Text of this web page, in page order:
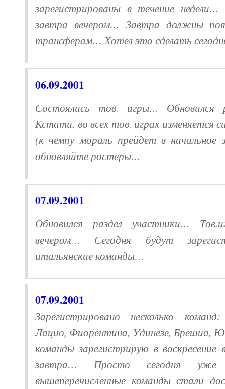
зарегистрированы в течение
завтра вечером… Завтра должны
трансферам… Хотел это сделать
06.09.2001
Состоялись тов. игры… Обновился
Кстати, во всех тов. играх изменяется
(к чемпу мораль прейдет в
обновляйте ростеры…
07.09.2001
Обновился раздел участники…
вечером… Сегодня будут
итальянские команды…
07.09.2001
Зарегистрировано несколько
Лацио, Фиорентина, Удинезе, Брешиа,
команды зарегистрирую в
завтра… Просто сегодня
вышеперечисленные команды стали